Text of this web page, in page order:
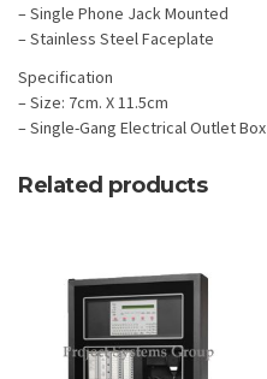
– Single Phone Jack Mounted
– Stainless Steel Faceplate
Specification
– Size: 7cm. X 11.5cm
– Single-Gang Electrical Outlet Box
Related products